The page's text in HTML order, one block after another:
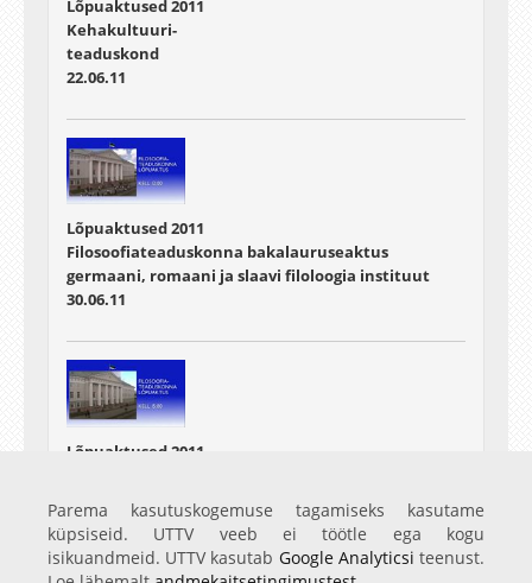
Lõpuaktused 2011
Kehakultuuri-
teaduskond
22.06.11
Lõpuaktused 2011
Filosoofiateaduskonna bakalauruseaktus
germaani, romaani ja slaavi filoloogia instituut
30.06.11
Lõpuaktused 2011
30.06.11
Parema kasutuskogemuse tagamiseks kasutame
küpsiseid. UTTV veeb ei töötle ega kogu
isikuandmeid. UTTV kasutab Google Analyticsi teenust.